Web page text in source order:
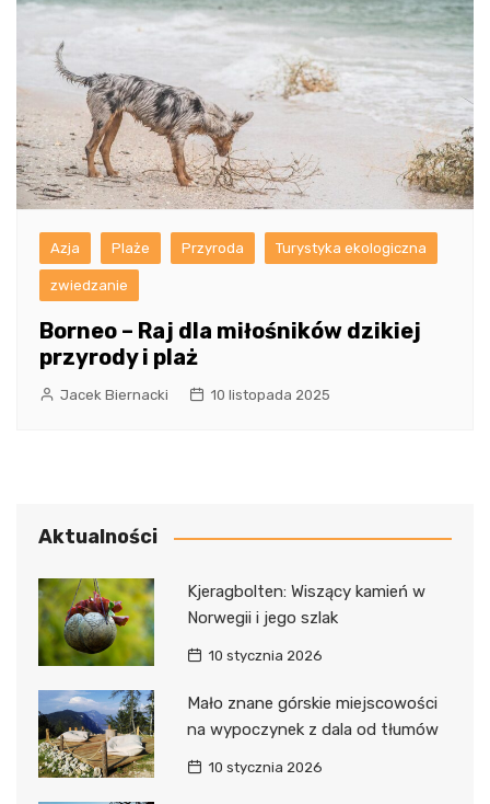
Azja Plaże Przyroda Turystyka ekologiczna
zwiedzanie
Borneo – Raj dla miłośników dzikiej
przyrody i plaż
Jacek Biernacki 10 listopada 2025
Aktualności
Kjeragbolten: Wiszący kamień w
Norwegii i jego szlak
10 stycznia 2026
Mało znane górskie miejscowości
na wypoczynek z dala od tłumów
10 stycznia 2026